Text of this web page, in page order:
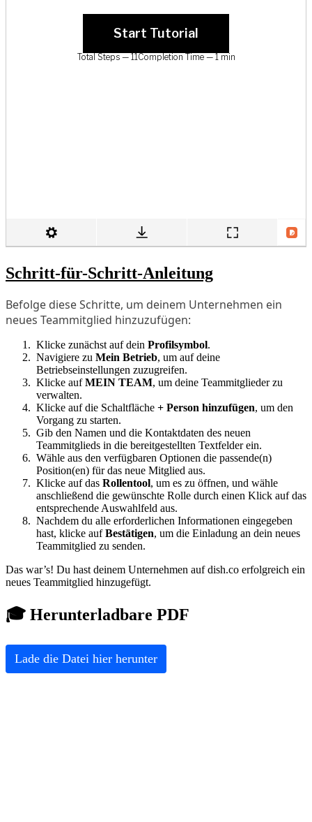
Schritt-für-Schritt-Anleitung
Befolge diese Schritte, um deinem Unternehmen ein
neues Teammitglied hinzuzufügen:
Klicke zunächst auf dein Profilsymbol.
Navigiere zu Mein Betrieb, um auf deine
Betriebseinstellungen zuzugreifen.
Klicke aufMEIN TEAM, um deine Teammitglieder zu
verwalten.
Klicke auf die Schaltfläche + Person hinzufügen, um den
Vorgang zu starten.
Gib den Namen und die Kontaktdaten des neuen
Teammitglieds in die bereitgestellten Textfelder ein.
Wähle aus den verfügbaren Optionen die passende(n)
Position(en) für das neue Mitglied aus.
Klicke auf das Rollentool, um es zu öffnen, und wähle
anschließend die gewünschte Rolle durch einen Klick auf das
entsprechende Auswahlfeld aus.
Nachdem du alle erforderlichen Informationen eingegeben
hast, klicke aufBestätigen, um die Einladung an dein neues
Teammitglied zu senden.
Das war’s! Du hast deinem Unternehmen auf dish.co erfolgreich ein
neues Teammitglied hinzugefügt.
🎓 Herunterladbare PDF
Lade die Datei hier herunter